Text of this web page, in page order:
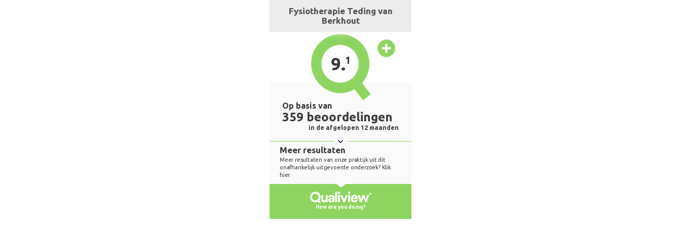
Fysiotherapie Teding van
Berkhout
9.1
Op basis van
359 beoordelingen
in de afgelopen 12 maanden
Meer resultaten
Meer resultaten van onze praktijk uit dit
onafhankelijk uitgevoerde onderzoek? Klik
hier.
How are you doing?